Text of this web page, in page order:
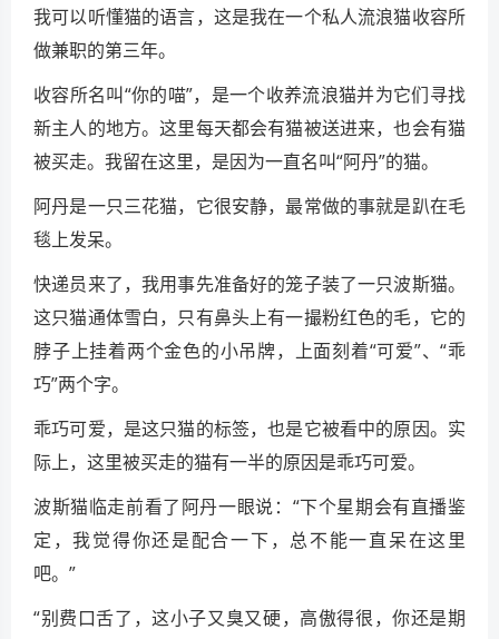
我可以听懂猫的语言，这是我在一个私人流浪猫收容所
做兼职的第三年。
收容所名叫“你的喵”，是一个收养流浪猫并为它们寻找
新主人的地方。这里每天都会有猫被送进来，也会有猫
被买走。我留在这里，是因为一直名叫“阿丹”的猫。
阿丹是一只三花猫，它很安静，最常做的事就是趴在毛
毯上发呆。
快递员来了，我用事先准备好的笼子装了一只波斯猫。
这只猫通体雪白，只有鼻头上有一撮粉红色的毛，它的
脖子上挂着两个金色的小吊牌，上面刻着“可爱”、“乖
巧”两个字。
乖巧可爱，是这只猫的标签，也是它被看中的原因。实
际上，这里被买走的猫有一半的原因是乖巧可爱。
波斯猫临走前看了阿丹一眼说：“下个星期会有直播鉴
定，我觉得你还是配合一下，总不能一直呆在这里
吧。”
“别费口舌了，这小子又臭又硬，高傲得很，你还是期